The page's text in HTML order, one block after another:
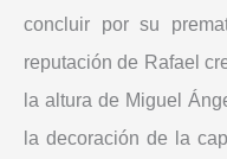
concluir por su
reputación de Rafael
la altura de Miguel
la decoración de la